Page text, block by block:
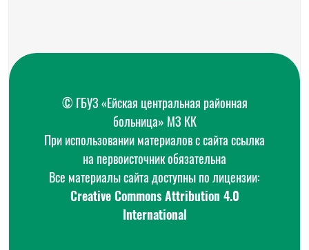
© ГБУЗ «Ейская центральная районная
больница» МЗ КК
При использовании материалов с сайта ссылка
на первоисточник обязательна
Все материалы сайта доступны по лицензии:
Creative Commons Attribution 4.0
International